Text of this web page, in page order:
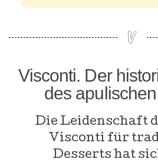
Visconti. Der
des
Die Leidenschaft
Visconti für
Desserts hat